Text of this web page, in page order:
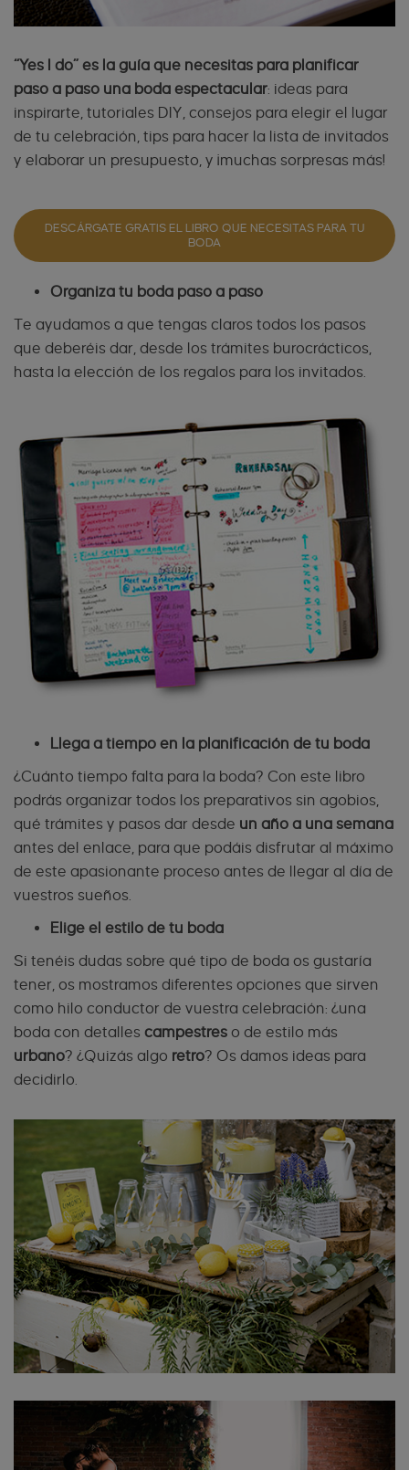
“Yes I do” es la guía que necesitas para planificar
paso a paso una boda espectacular: ideas para
inspirarte, tutoriales DIY, consejos para elegir el lugar
de tu celebración, tips para hacer la lista de invitados
y elaborar un presupuesto, y ¡muchas sorpresas más!
DESCÁRGATE GRATIS EL LIBRO QUE NECESITAS PARA TU
BODA
Organiza tu boda paso a paso
Te ayudamos a que tengas claros todos los pasos
que deberéis dar, desde los trámites burocrácticos,
hasta la elección de los regalos para los invitados.
Llega a tiempo en la planificación de tu boda
¿Cuánto tiempo falta para la boda? Con este libro
podrás organizar todos los preparativos sin agobios,
qué trámites y pasos dar desde un año a una semana
antes del enlace, para que podáis disfrutar al máximo
de este apasionante proceso antes de llegar al día de
vuestros sueños.
Elige el estilo de tu boda
Si tenéis dudas sobre qué tipo de boda os gustaría
tener, os mostramos diferentes opciones que sirven
como hilo conductor de vuestra celebración: ¿una
boda con detalles campestres o de estilo más
urbano? ¿Quizás algo retro? Os damos ideas para
decidirlo.